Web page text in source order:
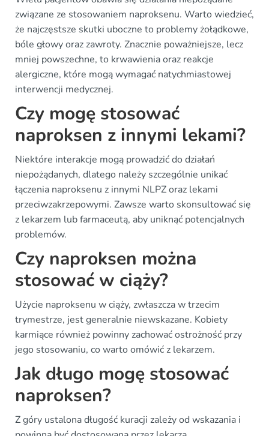
związane ze stosowaniem naproksenu. Warto wiedzieć,
że najczęstsze skutki uboczne to problemy żołądkowe,
bóle głowy oraz zawroty. Znacznie poważniejsze, lecz
mniej powszechne, to krwawienia oraz reakcje
alergiczne, które mogą wymagać natychmiastowej
interwencji medycznej.
Czy mogę stosować
naproksen z innymi lekami?
Niektóre interakcje mogą prowadzić do działań
niepożądanych, dlatego należy szczególnie unikać
łączenia naproksenu z innymi NLPZ oraz lekami
przeciwzakrzepowymi. Zawsze warto skonsultować się
z lekarzem lub farmaceutą, aby uniknąć potencjalnych
problemów.
Czy naproksen można
stosować w ciąży?
Użycie naproksenu w ciąży, zwłaszcza w trzecim
trymestrze, jest generalnie niewskazane. Kobiety
karmiące również powinny zachować ostrożność przy
jego stosowaniu, co warto omówić z lekarzem.
Jak długo mogę stosować
naproksen?
Z góry ustalona długość kuracji zależy od wskazania i